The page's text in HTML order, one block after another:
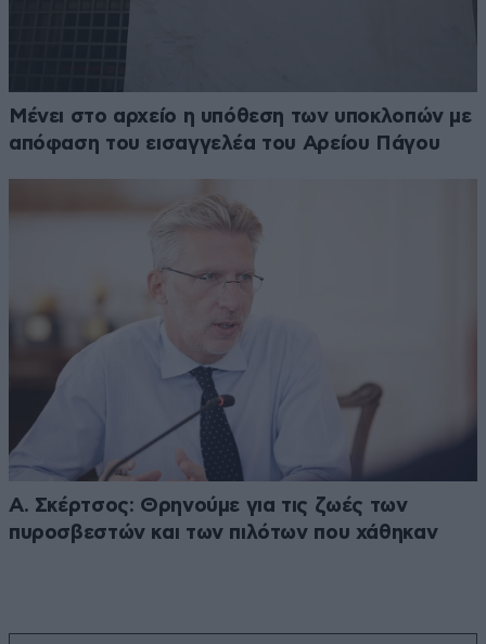
Μένει στο αρχείο η υπόθεση των υποκλοπών με
απόφαση του εισαγγελέα του Αρείου Πάγου
Α. Σκέρτσος: Θρηνούμε για τις ζωές των
πυροσβεστών και των πιλότων που χάθηκαν